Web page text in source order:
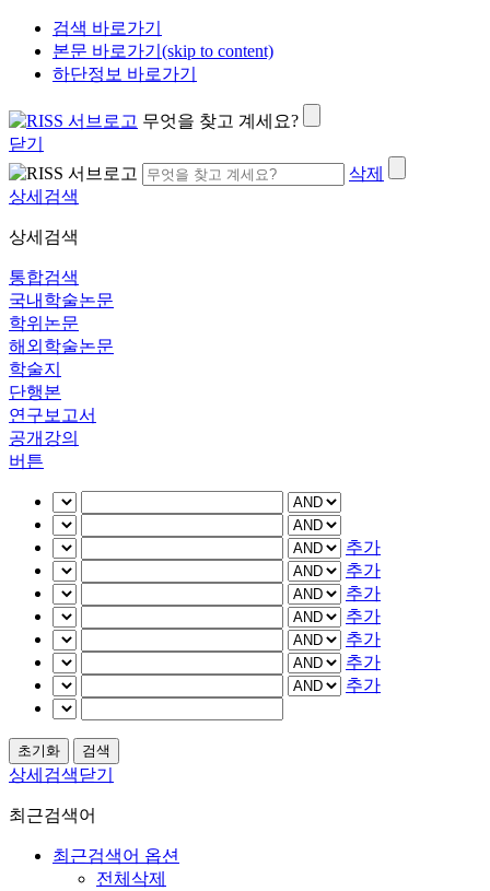
검색 바로가기
본문 바로가기(skip to content)
하단정보 바로가기
무엇을 찾고 계세요?
닫기
삭제
상세검색
상세검색
통합검색
국내학술논문
학위논문
해외학술논문
학술지
단행본
연구보고서
공개강의
버튼
추가
추가
추가
추가
추가
추가
추가
상세검색닫기
최근검색어
최근검색어 옵션
전체삭제